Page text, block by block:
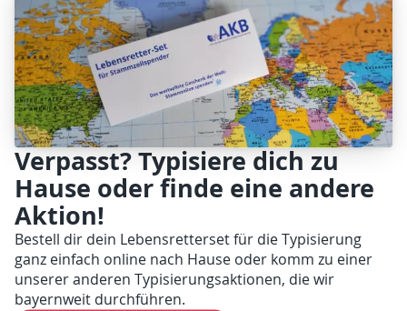
Verpasst? Typisiere dich zu
Hause oder finde eine andere
Aktion!
Bestell dir dein Lebensretterset für die Typisierung
ganz einfach online nach Hause oder komm zu einer
unserer anderen Typisierungsaktionen, die wir
bayernweit durchführen.